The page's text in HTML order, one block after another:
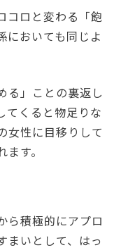
コロと変わる「飽
においても同じよ
る」ことの裏返し
てくると物足りな
女性に目移りして
す。
ら積極的にアプロ
まいとして、はっ